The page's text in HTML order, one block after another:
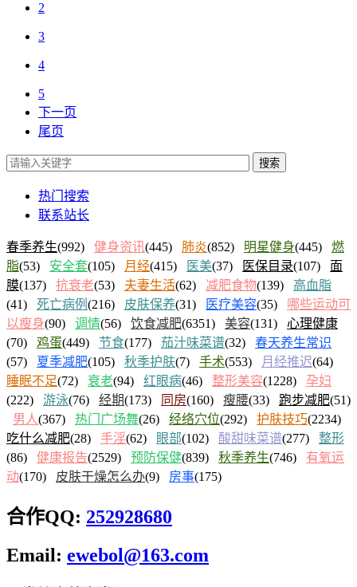
2
3
4
5
下一页
尾页
搜索
热门搜索
联系站长
春季养生(992) 健身资讯(445) 肺炎(852) 明星健身(445) 燃
脂(53) 安全套(105) 月经(415) 医美(37) 医保目录(107) 面
膜(137) 抗衰老(53) 夫妻生活(62) 减肥食物(139) 高血脂
(41) 死亡病例 (216) 皮肤保养(31) 医疗美容(35)
哪些运动可
以瘦身(90) 调情(56) 饮食减肥(6351) 美容(131) 心理健康
(70) 鸡蛋(449) 节食(177) 茄汁味菜谱(32) 春天养生常识
(57) 夏季减肥(105) 秋季护肤(7) 手术(553) 月经推迟(64)
睡眠不足(72) 衰老(94) 红眼病(46) 整形美容(1228) 孕妇
(222) 游泳(76) 经期(173) 同房(160) 瘦腰(33) 跑步减肥(51)
男人(367) 热门广场舞(26) 经络穴位(292) 护肤技巧(2234)
吃什么减肥(28) 手淫(62) 眼部(102) 酸甜味菜谱(277) 整形
(86) 健康报告(2529) 预防保健(839) 秋季养生(746) 有氧运
动(170) 皮肤干燥怎么办(9) 房事(175)
合作QQ: 252928680
Email: ewebol@163.com